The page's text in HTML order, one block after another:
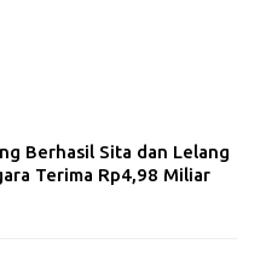
Berhasil Sita dan Lelang
Terima Rp4,98 Miliar